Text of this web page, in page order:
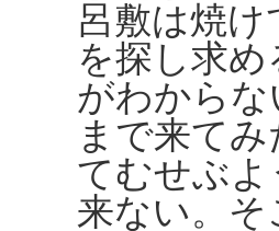
呂敷は焼
を探し求
がわから
まで来て
てむせぶ
来ない。そ